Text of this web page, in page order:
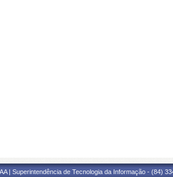
| Superintendência de Tecnologia da Informação - (84)